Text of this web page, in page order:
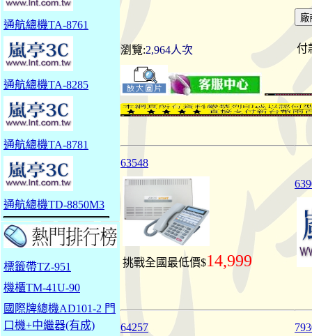
通航總機TA-8761
通航總機TA-8285
通航總機TA-8781
通航總機TD-8850M3
標籤帶TZ-951
機櫃TM-41U-90
國際牌總機AD101-2 門
口機+中繼器(有成)
瀏覽:2,964人次 付
63548
挑戰全國最低價$14,999
64257